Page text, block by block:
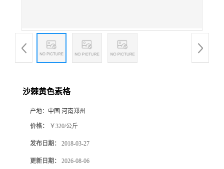
沙棘黄色素格
产地： 中国 河南郑州
价格： ￥320/公斤
发布日期： 2018-03-27
更新日期： 2026-08-06